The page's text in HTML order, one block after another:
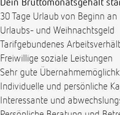
Dein Bruttomonatsgehalt
30 Tage Urlaub von Beginn an
Urlaubs- und Weihnachtsgeld
Tarifgebundenes
Freiwillige soziale Leistungen
Sehr gute
Individuelle und persönliche
Interessante und